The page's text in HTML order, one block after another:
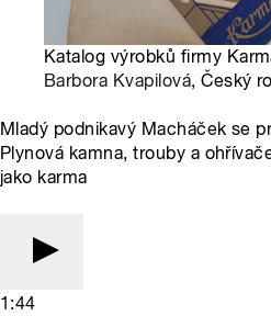
Katalog výrobků firmy
Barbora Kvapilová, Český
Mladý podnikavý Macháček se
Plynová kamna, trouby a
jako karma
1:44